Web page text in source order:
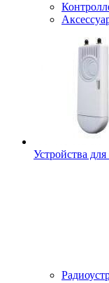
Устройства